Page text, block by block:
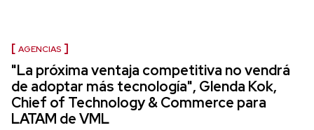
AGENCIAS
"La próxima ventaja competitiva no vendrá
de adoptar más tecnología", Glenda Kok,
Chief of Technology & Commerce para
LATAM de VML